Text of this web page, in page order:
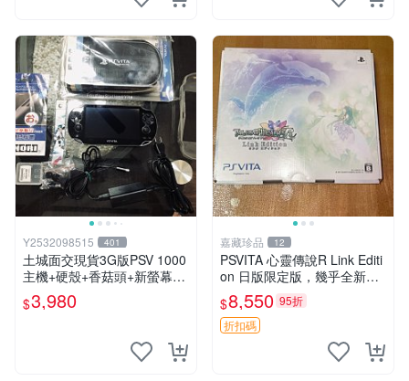
Y2532098515 401
土城面交現貨3G版PSV 1000
主機+硬殼+香菇頭+新螢幕玻
璃貼+初音掛繩+可改機版本8
成新 一年保修如照片所有的
$3,980
嘉藏珍品 12
PSVITA 心靈傳說R Link Editi
on 日版限定版，幾乎全新，
配件齊全，原裝包裝盒，說明
書，底座，掛件，布袋，卡都
在，游戲光盤已拆封但保存
$8,550 95折
折扣碼